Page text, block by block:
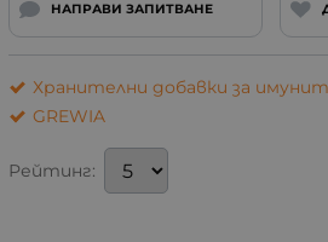
НАПРАВИ ЗАПИТВАНЕ
Хранителни добавки за
GREWIA
Рейтинг: